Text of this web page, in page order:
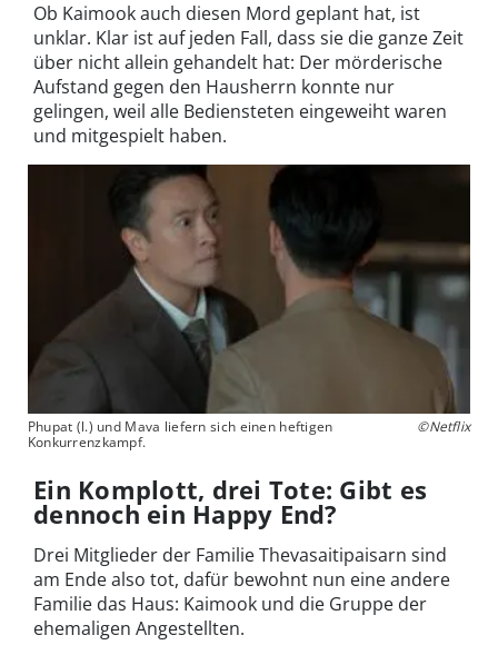
Ob Kaimook auch diesen Mord geplant hat, ist
unklar. Klar ist auf jeden Fall, dass sie die ganze Zeit
über nicht allein gehandelt hat: Der mörderische
Aufstand gegen den Hausherrn konnte nur
gelingen, weil alle Bediensteten eingeweiht waren
und mitgespielt haben.
Phupat (l.) und Mava liefern sich einen heftigen
Konkurrenzkampf.
©Netflix
Ein Komplott, drei Tote: Gibt es
dennoch ein Happy End?
Drei Mitglieder der Familie Thevasaitipaisarn sind
am Ende also tot, dafür bewohnt nun eine andere
Familie das Haus: Kaimook und die Gruppe der
ehemaligen Angestellten.